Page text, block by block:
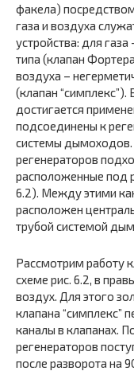
факела)
газа и воздуха
устройства: для
типа (клапан
воздуха –
(клапан
достигается
подсоединены к
системы
регенераторов
расположенные под
6.2). Между этими
расположен
трубой системой
Рассмотрим работу
схеме рис. 6.2, в
воздух. Для этого
клапана “симплекс”
каналы в клапанах.
регенераторов
после разворота на